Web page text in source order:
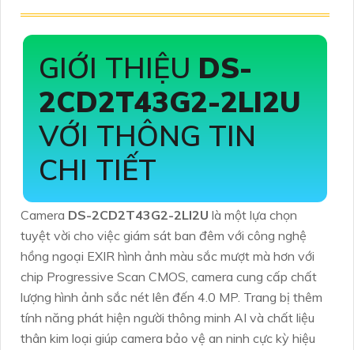
GIỚI THIỆU DS-
2CD2T43G2-2LI2U
VỚI THÔNG TIN
CHI TIẾT
Camera DS-2CD2T43G2-2LI2U là một lựa chọn
tuyệt vời cho việc giám sát ban đêm với công nghệ
hồng ngoại EXIR hình ảnh màu sắc mượt mà hơn với
chip Progressive Scan CMOS, camera cung cấp chất
lượng hình ảnh sắc nét lên đến 4.0 MP. Trang bị thêm
tính năng phát hiện người thông minh AI và chất liệu
thân kim loại giúp camera bảo vệ an ninh cực kỳ hiệu